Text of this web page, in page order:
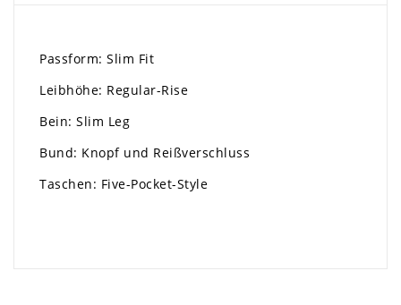
Passform: Slim Fit
Leibhöhe: Regular-Rise
Bein: Slim Leg
Bund: Knopf und Reißverschluss
Taschen: Five-Pocket-Style